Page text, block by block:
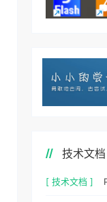
技术文档
[ 技术文档 ]